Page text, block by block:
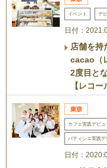
イベント デ
日付：
店舗を持
cacao（
2度目と
【レコ
カフェ実践デビ
パティシエ実践
日付：